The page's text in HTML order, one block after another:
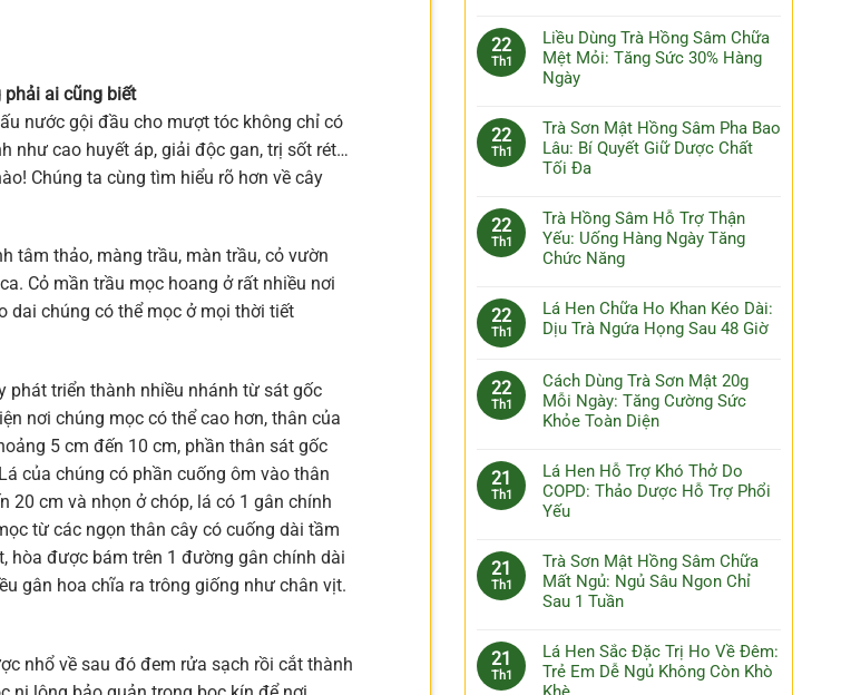
phải ai cũng biết
nước gội đầu cho mượt tóc không chỉ có
như cao huyết áp, giải độc gan, trị sốt rét…
Chúng ta cùng tìm hiểu rõ hơn về cây
tâm thảo, màng trầu, màn trầu, cỏ vườn
Cỏ mần trầu mọc hoang ở rất nhiều nơi
dai chúng có thể mọc ở mọi thời tiết
phát triển thành nhiều nhánh từ sát gốc
nơi chúng mọc có thể cao hơn, thân của
5 cm đến 10 cm, phần thân sát gốc
của chúng có phần cuống ôm vào thân
20 cm và nhọn ở chóp, lá có 1 gân chính
từ các ngọn thân cây có cuống dài tầm
hòa được bám trên 1 đường gân chính dài
gân hoa chĩa ra trông giống như chân vịt.
nhổ về sau đó đem rửa sạch rồi cắt thành
22
Th1
Liều Dùng Trà Hồng Sâm Chữa
Mệt Mỏi: Tăng Sức 30% Hàng
Ngày
22
Th1
Trà Sơn Mật Hồng Sâm Pha Bao
Lâu: Bí Quyết Giữ Dược Chất
Tối Đa
22
Th1
Trà Hồng Sâm Hỗ Trợ Thận
Yếu: Uống Hàng Ngày Tăng
Chức Năng
22
Th1
Lá Hen Chữa Ho Khan Kéo Dài:
Dịu Trà Ngứa Họng Sau 48 Giờ
22
Th1
Cách Dùng Trà Sơn Mật 20g
Mỗi Ngày: Tăng Cường Sức
Khỏe Toàn Diện
21
Th1
Lá Hen Hỗ Trợ Khó Thở Do
COPD: Thảo Dược Hỗ Trợ Phổi
Yếu
21
Th1
Trà Sơn Mật Hồng Sâm Chữa
Mất Ngủ: Ngủ Sâu Ngon Chỉ
Sau 1 Tuần
21
Th1
Lá Hen Sắc Đặc Trị Ho Về Đêm:
Trẻ Em Dễ Ngủ Không Còn Khò